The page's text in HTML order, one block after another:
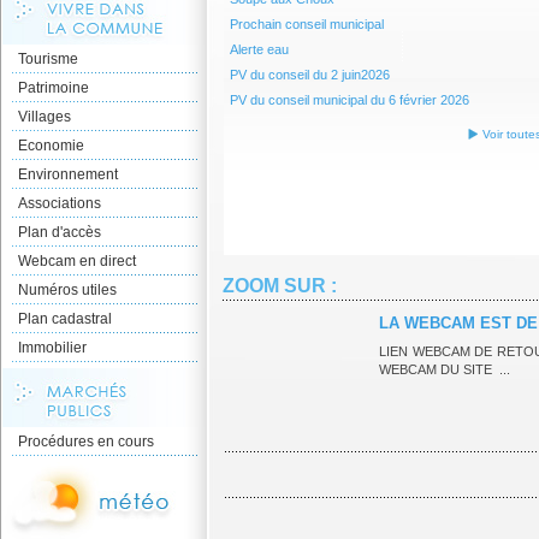
Tourisme
Patrimoine
Villages
Economie
Environnement
Associations
Plan d'accès
Webcam en direct
Numéros utiles
Plan cadastral
Immobilier
Procédures en cours
Prochain conseil municipal
Alerte eau
PV du conseil du 2 juin2026
PV du conseil municipal du 6 février 2026
Voir
ZOOM SUR :
LA WEBCAM EST
LIEN WEBCAM DE
WEBCAM DU SITE ...